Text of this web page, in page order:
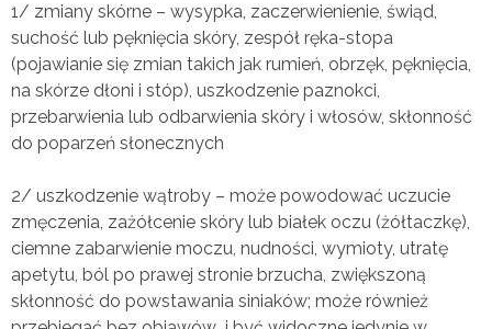
1/ zmiany skórne – wysypka, zaczerwienienie, świąd,
suchość lub pęknięcia skóry, zespół ręka-stopa
(pojawianie się zmian takich jak rumień, obrzęk, pęknięcia,
na skórze dłoni i stóp), uszkodzenie paznokci,
przebarwienia lub odbarwienia skóry i włosów, skłonność
do poparzeń słonecznych
2/ uszkodzenie wątroby – może powodować uczucie
zmęczenia, zażółcenie skóry lub białek oczu (żółtaczkę),
ciemne zabarwienie moczu, nudności, wymioty, utratę
apetytu, ból po prawej stronie brzucha, zwiększoną
skłonność do powstawania siniaków; może również